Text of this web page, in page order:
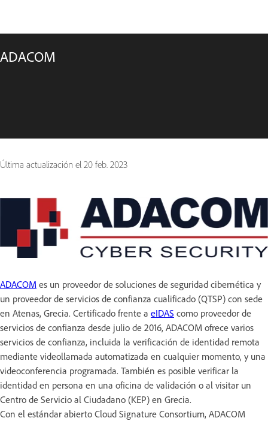
ADACOM
Última actualización el 20 feb. 2023
ADACOM es un proveedor de soluciones de seguridad cibernética y
un proveedor de servicios de confianza cualificado (QTSP) con sede
en Atenas, Grecia. Certificado frente a eIDAS como proveedor de
servicios de confianza desde julio de 2016, ADACOM ofrece varios
servicios de confianza, incluida la verificación de identidad remota
mediante videollamada automatizada en cualquier momento, y una
videoconferencia programada. También es posible verificar la
identidad en persona en una oficina de validación o al visitar un
Centro de Servicio al Ciudadano (KEP) en Grecia.
Con el estándar abierto Cloud Signature Consortium, ADACOM